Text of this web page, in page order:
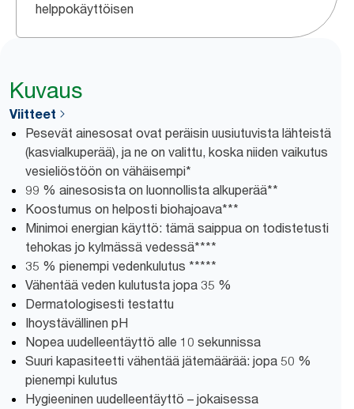
helppokäyttöisen
Kuvaus
Viitteet
Pesevät ainesosat ovat peräisin uusiutuvista lähteistä
(kasvialkuperää), ja ne on valittu, koska niiden vaikutus
vesieliöstöön on vähäisempi*
99 % ainesosista on luonnollista alkuperää**
Koostumus on helposti biohajoava***
Minimoi energian käyttö: tämä saippua on todistetusti
tehokas jo kylmässä vedessä****
35 % pienempi vedenkulutus *****
Vähentää veden kulutusta jopa 35 %
Dermatologisesti testattu
Ihoystävällinen pH
Nopea uudelleentäyttö alle 10 sekunnissa
Suuri kapasiteetti vähentää jätemäärää: jopa 50 %
pienempi kulutus
Hygieeninen uudelleentäyttö – jokaisessa